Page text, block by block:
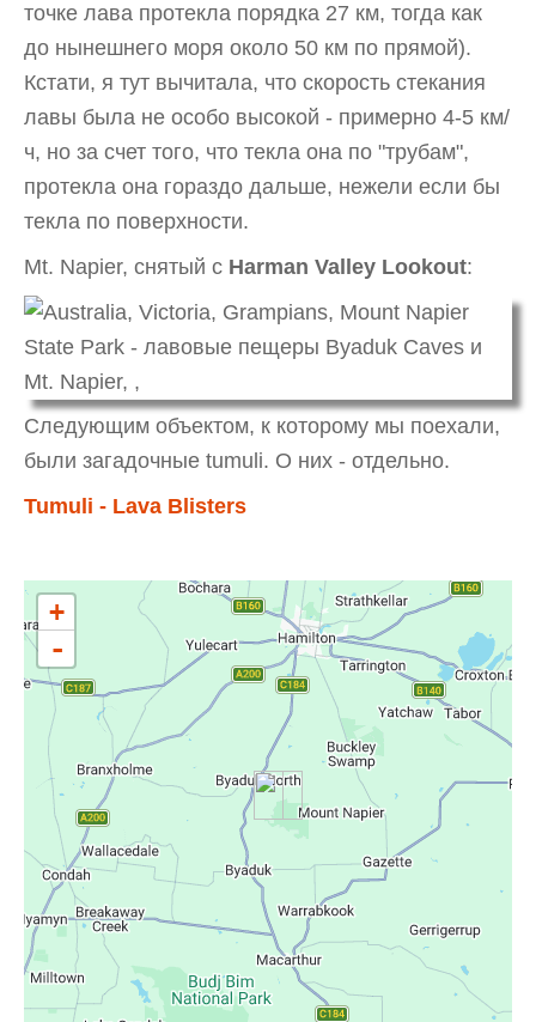
точке лава протекла порядка 27 км, тогда как
до нынешнего моря около 50 км по прямой).
Кстати, я тут вычитала, что скорость стекания
лавы была не особо высокой - примерно 4-5 км/
ч, но за счет того, что текла она по "трубам",
протекла она гораздо дальше, нежели если бы
текла по поверхности.
Mt. Napier, снятый с Harman Valley Lookout:
Следующим объектом, к которому мы поехали,
были загадочные tumuli. О них - отдельно.
Tumuli - Lava Blisters
+
-